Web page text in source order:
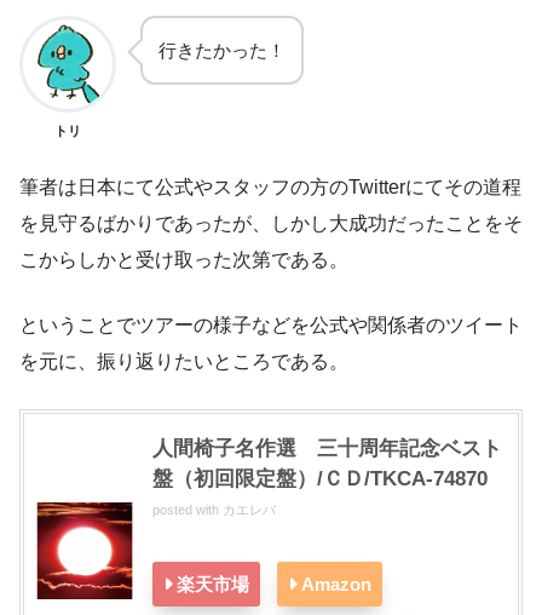
トリ
行きたかった！
筆者は日本にて公式やスタッフの方のTwitterにてその道程
を見守るばかりであったが、しかし大成功だったことをそ
こからしかと受け取った次第である。
ということでツアーの様子などを公式や関係者のツイート
を元に、振り返りたいところである。
人間椅子名作選 三十周年記念ベスト
盤（初回限定盤）/ＣＤ/TKCA-74870
posted with カエレバ
楽天市場 Amazon